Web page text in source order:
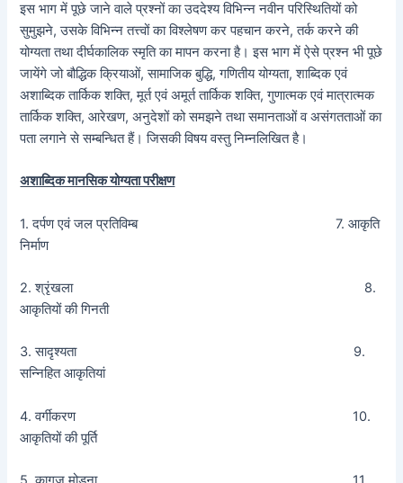
इस भाग में पूछे जाने वाले प्रश्नों का उददेश्य विभिन्न नवीन परिस्थितियों को
सुमुझने, उसके विभिन्न तत्त्वों का विश्लेषण कर पहचान करने, तर्क करने की
योग्यता तथा दीर्घकालिक स्मृति का मापन करना है। इस भाग में ऐसे प्रश्न भी पूछे
जायेंगे जो बौद्धिक क्रियाओं, सामाजिक बुद्धि, गणितीय योग्यता, शाब्दिक एवं
अशाब्दिक तार्किक शक्ति, मूर्त एवं अमूर्त तार्किक शक्ति, गुणात्मक एवं मात्रात्मक
तार्किक शक्ति, आरेखण, अनुदेशों को समझने तथा समानताओं व असंगतताओं का
पता लगाने से सम्बन्धित हैं। जिसकी विषय वस्तु निम्नलिखित है।
अशाब्दिक मानसिक योग्यता परीक्षण
1. दर्पण एवं जल प्रतिविम्ब 7. आकृति
निर्माण
2. श्रृंखला 8.
आकृतियों की गिनती
3. सादृश्यता 9.
सन्निहित आकृतियां
4. वर्गीकरण 10.
आकृतियों की पूर्ति